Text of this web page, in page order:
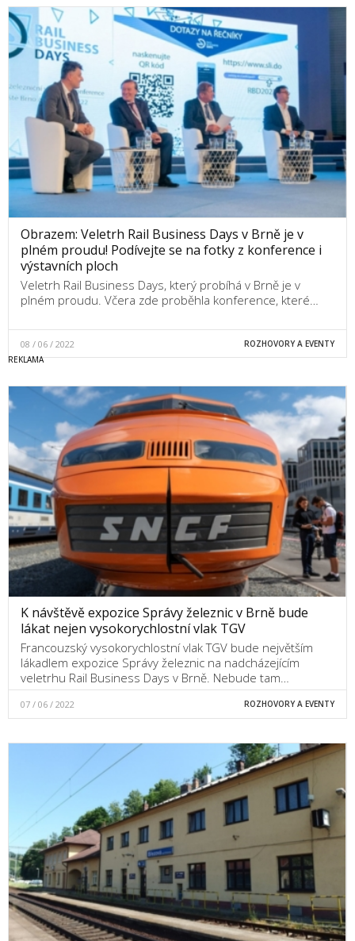
Obrazem: Veletrh Rail Business Days v Brně je v
plném proudu! Podívejte se na fotky z konference i
výstavních ploch
Veletrh Rail Business Days, který probíhá v Brně je v
plném proudu. Včera zde proběhla konference, které…
08 / 06 / 2022 ROZHOVORY A EVENTY
K návštěvě expozice Správy železnic v Brně bude
lákat nejen vysokorychlostní vlak TGV
Francouzský vysokorychlostní vlak TGV bude největším
lákadlem expozice Správy železnic na nadcházejícím
veletrhu Rail Business Days v Brně. Nebude tam…
07 / 06 / 2022 ROZHOVORY A EVENTY